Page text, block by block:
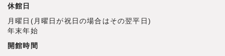
休館日
月曜日(月曜日が祝日の場合はその翌平日)
年末年始
開館時間